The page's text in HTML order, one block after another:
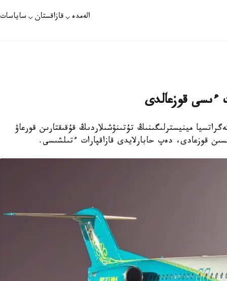
الەمدە قازاقستان ساياسات
ءىسى قوزعالدى
مينيسترلىگىنىڭ تۇتىنۋشىلاردىڭ قۇقىقتارىن قورعاۋ
دەپ حابارلايدى قازاقپارات ءتىلشىسى.